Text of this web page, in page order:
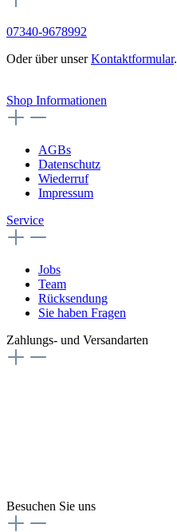
07340-9678992
Oder über unserKontaktformular.
Shop Informationen
AGBs
Datenschutz
Wiederruf
Impressum
Service
Jobs
Team
Rücksendung
Sie haben Fragen
Zahlungs- und Versandarten
Besuchen Sie uns